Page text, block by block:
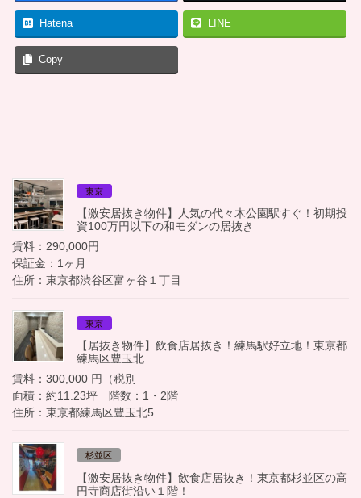
Hatena LINE
Copy
東京
【激安居抜き物件】人気の代々木公園駅すぐ！初期投
資100万円以下の和モダンの居抜き
賃料：290,000円
保証金：1ヶ月
住所：東京都渋谷区富ヶ谷１丁目
東京
【居抜き物件】飲食店居抜き！練馬駅好立地！東京都
練馬区豊玉北
賃料：300,000 円（税別
面積：約11.23坪 階数：1・2階
住所：東京都練馬区豊玉北5
杉並区
【激安居抜き物件】飲食店居抜き！東京都杉並区の高
円寺商店街沿い１階！